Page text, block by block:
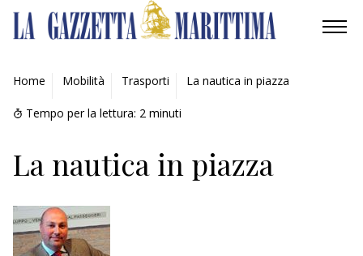
AMBIENTE
MOBILITÀ
INDUSTRIA
ECONOMIA
Home Mobilità Trasporti La nautica in piazza
Tempo per la lettura: 2 minuti
La nautica in piazza